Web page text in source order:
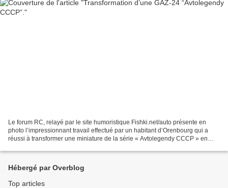
Le forum RC, relayé par le site humoristique Fishki.net/auto présente en
photo l’impressionnant travail effectué par un habitant d’Orenbourg qui a
réussi à transformer une miniature de la série « Avtolegendy CCCP » en
Hébergé par Overblog
Top articles